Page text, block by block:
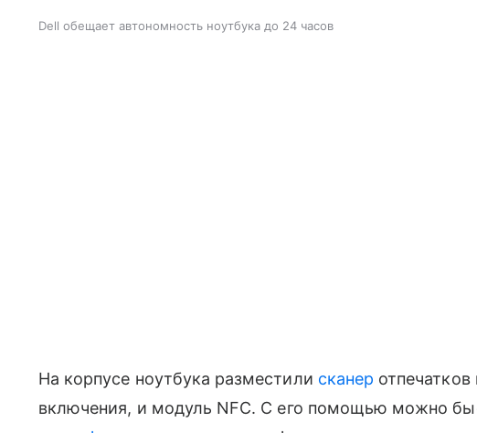
Dell обещает автономность ноутбука до 24 часов
На корпусе ноутбука разместили сканер
включения, и модуль NFC. С его помощью можно